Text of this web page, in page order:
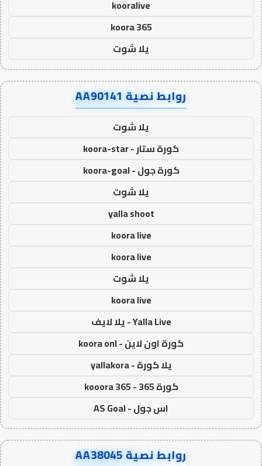
kooralive
koora 365
يلا شوت
روابط نصية AA90141
يلا شوت
كورة ستار - koora-star
كورة جول - koora-goal
يلا شوت
yalla shoot
koora live
koora live
يلا شوت
koora live
Yalla Live - يلا لايف
كورة اون لاين - koora onl
يلا كورة - yallakora
كورة 365 - kooora 365
اس جول - AS Goal
روابط نصية AA38045